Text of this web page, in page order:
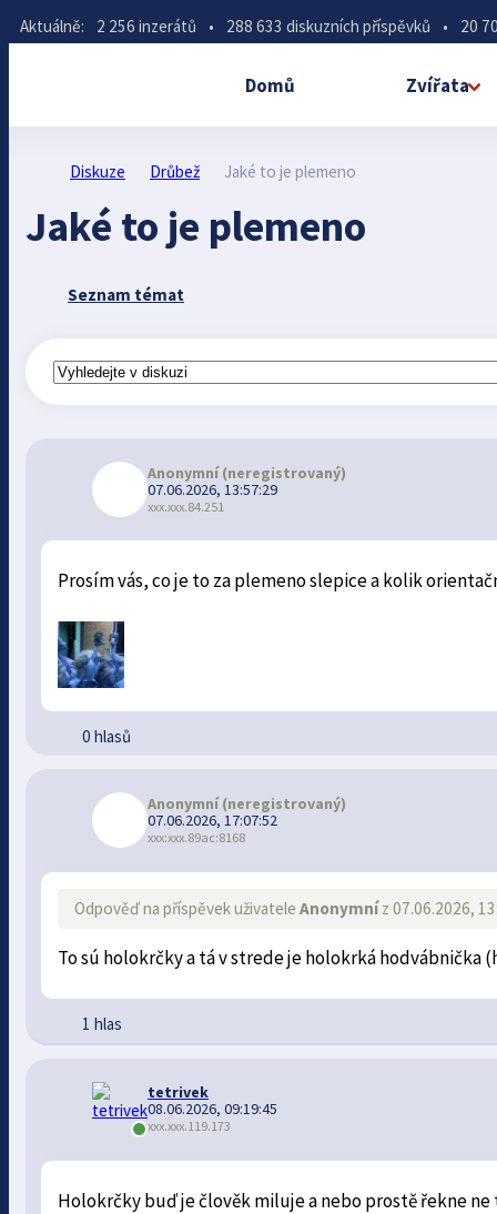
Aktuálně: 2 256 inzerátů • 288 633 diskuzních příspěvků • 20
Domů Zvířata
Diskuze Drůbež Jaké to je plemeno
Jaké to je plemeno
Seznam témat
Anonymní(neregistrovaný)
07.06.2026, 13:57:29
xxx.xxx.84.251
Prosím vás, co je to za plemeno slepice a kolik
0 hlasů
Anonymní(neregistrovaný)
07.06.2026, 17:07:52
xxx:xxx.89ac:8168
Odpověď na příspěvek uživateleAnonymníz 07.06.2026,
To sú holokrčky a tá v strede je holokrká hodvábnička
1 hlas
tetrivek
08.06.2026, 09:19:45
xxx.xxx.119.173
Holokrčky buď je člověk miluje a nebo prostě řekne